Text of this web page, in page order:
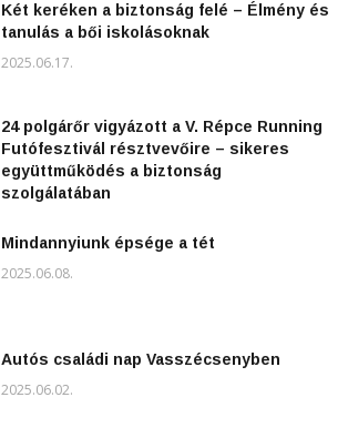
Két keréken a biztonság felé – Élmény és
tanulás a bői iskolásoknak
2025.06.17.
24 polgárőr vigyázott a V. Répce Running
Futófesztivál résztvevőire – sikeres
együttműködés a biztonság
szolgálatában
Mindannyiunk épsége a tét
2025.06.08.
Autós családi nap Vasszécsenyben
2025.06.02.